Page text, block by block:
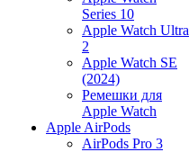
Series 10
Apple Watch Ultra
2
Apple Watch SE
(2024)
Ремешки для
Apple Watch
Apple AirPods
AirPods Pro 3